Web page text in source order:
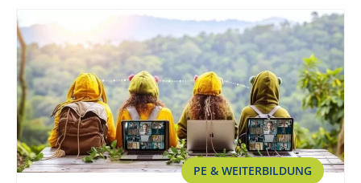
PE & WEITERBILDUNG